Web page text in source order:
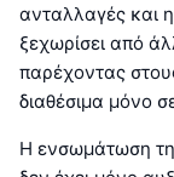
ανταλλαγές και η
ξεχωρίσει από
παρέχοντας
διαθέσιμα μόνο
Η ενσωμάτωση